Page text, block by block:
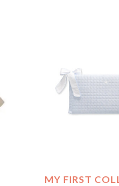
MY FIRST